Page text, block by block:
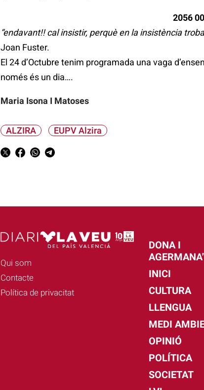
2056
“endavant!! cal insistir, perquè en la insistència
Joan Fuster.
El 24 d’Octubre tenim programada una vaga
només és un dia….
Maria Isona I Matoses
ALZIRA EUPV Alzira
Qui som
Contacte
Política de privacitat
DONA I
INICI
CULTURA
LLENGUA
MEDI
OPINIÓ
POLÍTICA
SOCIETAT